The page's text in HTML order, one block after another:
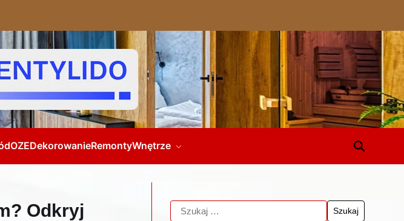
OZEDekorowanieRemontyWnętrze
Odkryj